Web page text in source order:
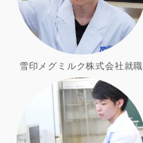
雪印メグミルク株式会社就職